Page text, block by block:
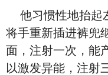
他习惯性地抬起
将手重新插进裤兜
面，注射一次，能
以激发异能，注射